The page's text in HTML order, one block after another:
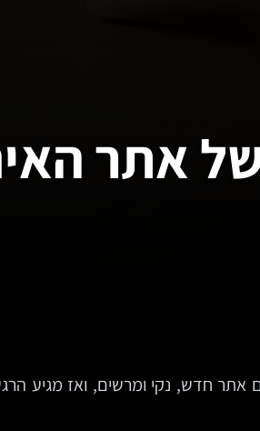
של אתר
אתר חדש, נקי ומרשים, ואז מגיע